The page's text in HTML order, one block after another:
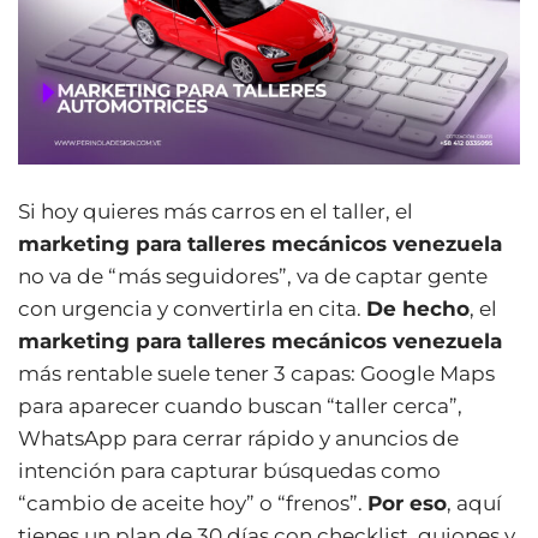
Si hoy quieres más carros en el taller, el
marketing para talleres mecánicos venezuela
no va de “más seguidores”, va de captar gente
con urgencia y convertirla en cita. De hecho, el
marketing para talleres mecánicos venezuela
más rentable suele tener 3 capas: Google Maps
para aparecer cuando buscan “taller cerca”,
WhatsApp para cerrar rápido y anuncios de
intención para capturar búsquedas como
“cambio de aceite hoy” o “frenos”. Por eso, aquí